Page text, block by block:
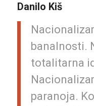
Danilo Kiš
banalnosti.
totalitarna
paranoja.